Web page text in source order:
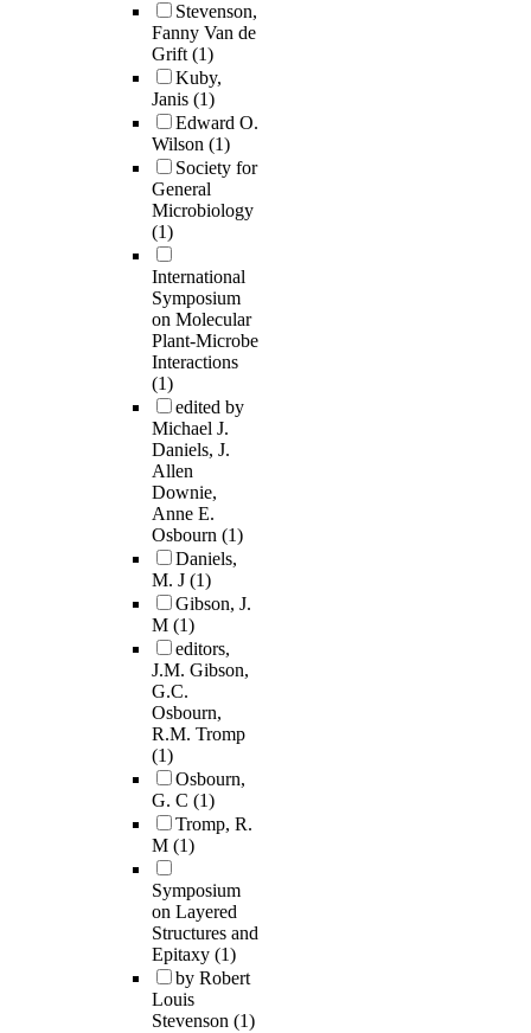
Stevenson,
Fanny Van de
Grift(1)
Kuby,
Janis (1)
Edward O.
Wilson (1)
Society for
General
Microbiology
(1)
International
Symposium
on Molecular
Plant-Microbe
Interactions
(1)
edited by
Michael J.
Daniels, J.
Allen
Downie,
Anne E.
Osbourn (1)
Daniels,
M. J (1)
Gibson, J.
M (1)
editors,
J.M. Gibson,
G.C.
Osbourn,
R.M. Tromp
(1)
Osbourn,
G. C (1)
Tromp, R.
M (1)
Symposium
on Layered
Structures and
Epitaxy (1)
by Robert
Louis
Stevenson (1)